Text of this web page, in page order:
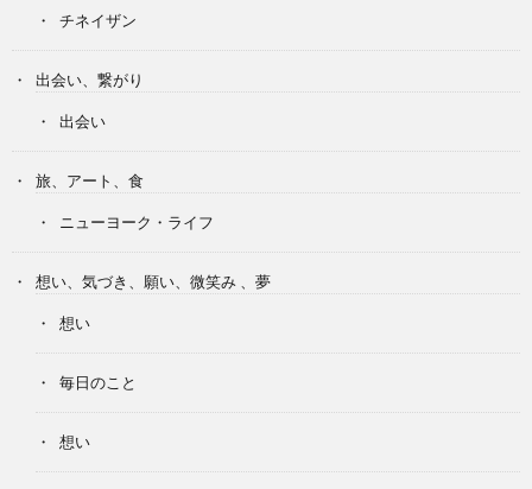
チネイザン
出会い、繋がり
出会い
旅、アート、食
ニューヨーク・ライフ
想い、気づき、願い、微笑み 、夢
想い
毎日のこと
想い